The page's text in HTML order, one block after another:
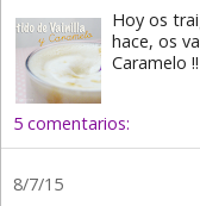
Hoy os
hace, os
Caramelo
5 comentarios:
8/7/15